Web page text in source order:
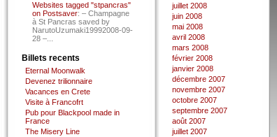
Websites tagged "stpancras"
on Postsaver: – Champagne
à St Pancras saved by
NarutoUzumaki19992008-09-
28 –...
Billets recents
Eternal Moonwalk
Devenez trilionnaire
Vacances en Crete
Visite à Francofrt
Pub pour Blackpool made in
France
The Misery Line
juillet 2008
juin 2008
mai 2008
avril 2008
mars 2008
février 2008
janvier 2008
décembre 2007
novembre 2007
octobre 2007
septembre 2007
août 2007
juillet 2007